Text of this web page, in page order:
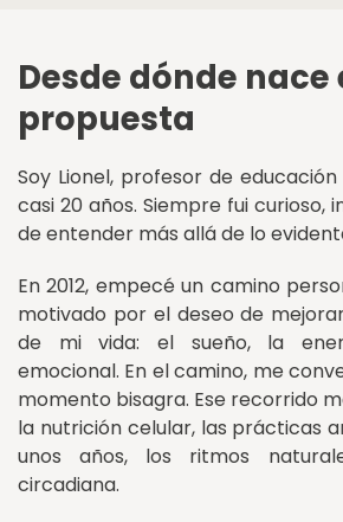
Desde dónde nace
propuesta
Soy Lionel, profesor de
casi 20 años. Siempre fui curioso,
de entender más allá de lo
En 2012, empecé un camino
motivado por el deseo de
de mi vida: el sueño, la
emocional. En el camino, me
momento bisagra. Ese recorrido
la nutrición celular, las prácticas
unos años, los ritmos
circadiana.